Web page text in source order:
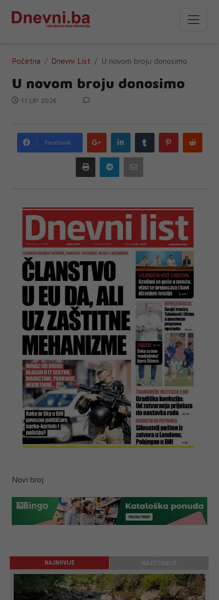
Početna Dnevni List U novom broju donosimo
U novom broju donosimo
11 LIP 2026
Facebook
Google
plus
LinkedIn Tumblr Pinterest
Print Telegram
Novi broj
NAJNOVIJE